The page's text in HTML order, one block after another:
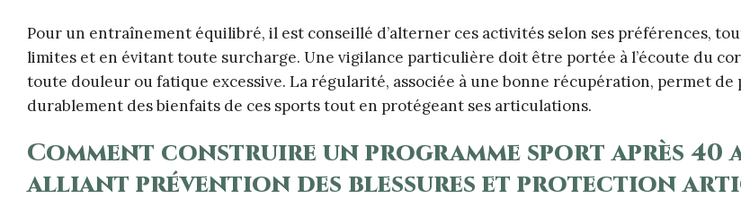
Pour un entraînement équilibré, il est conseillé d’alterner ces activités selon ses préférences,
limites et en évitant toute surcharge. Une vigilance particulière doit être portée à l’écoute du
toute douleur ou fatique excessive. La régularité, associée à une bonne récupération, permet
durablement des bienfaits de ces sports tout en protégeant ses articulations.
Comment construire un programme sport après 40
alliant prévention des blessures et protection